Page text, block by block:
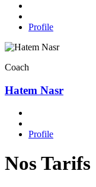
Profile
Coach
Hatem Nasr
Profile
Nos Tarifs